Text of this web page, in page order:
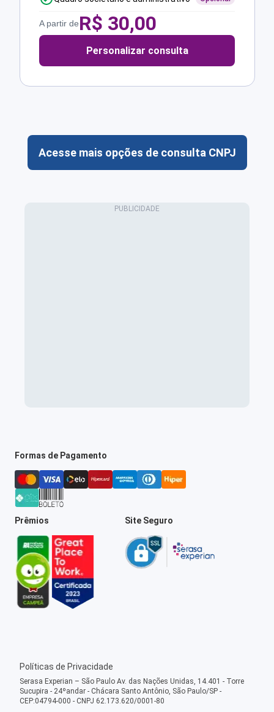
A partir deR$ 30,00
Personalizar consulta
Acesse mais opções de consulta CNPJ
Formas de Pagamento
Prêmios Site Seguro
Políticas de Privacidade
Serasa Experian – São Paulo Av. das Nações Unidas, 14.401 - Torre
Sucupira - 24ºandar - Chácara Santo Antônio, São Paulo/SP -
CEP:04794-000 - CNPJ 62.173.620/0001-80